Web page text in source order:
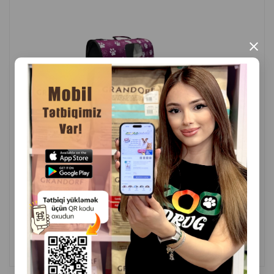
×
saxlamağı və daşımağı daha da rahat edir. Veterinara
səfərlər, şəhər gəzintiləri və ya uzun məsafəli səyahətlər
üçün idealdır.
Üstünlüklər
bütün tərəflərdən gücləndirilmiş havalandırma
möhkəm və etibarlı konstruksiya
heyvanın rahat daxil olması üçün geniş giriş
yumşaq və komfortlu daxili mat
( Rəylər)
Qiymət
Almaq
1 ədəd
32.30
ALMAQ